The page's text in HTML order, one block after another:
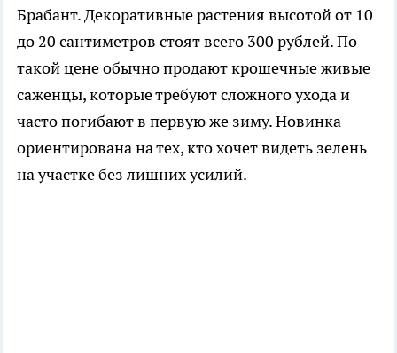
Брабант. Декоративные растения высотой от 10
до 20 сантиметров стоят всего 300 рублей. По
такой цене обычно продают крошечные живые
саженцы, которые требуют сложного ухода и
часто погибают в первую же зиму. Новинка
ориентирована на тех, кто хочет видеть зелень
на участке без лишних усилий.